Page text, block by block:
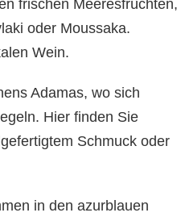
frischen Meeresfrüchten,
oder Moussaka.
Wein.
Adamas, wo sich
Hier finden Sie
Schmuck oder
in den azurblauen